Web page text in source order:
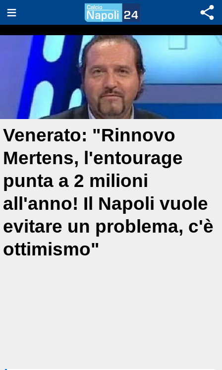
Venerato: "Rinnovo
Mertens, l'entourage
punta a 2 milioni
all'anno! Il Napoli vuole
evitare un problema, c'è
ottimismo"